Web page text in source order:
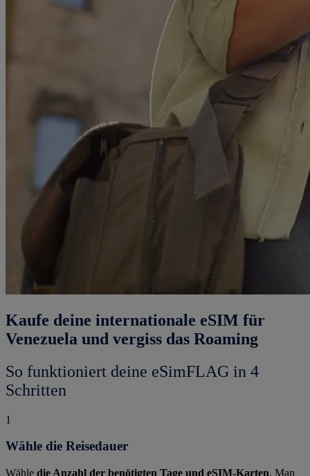
Kaufe deine internationale eSIM für
Venezuela und vergiss das Roaming
So funktioniert deine eSimFLAG in 4
Schritten
1
Wähle die Reisedauer
Wähle die Anzahl der benötigten Tage und eSIM-Karten. Man